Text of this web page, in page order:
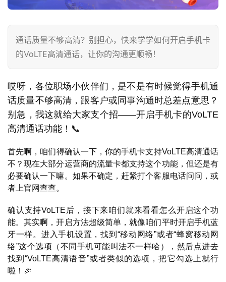
通话质量不够高清？别担心，快来学学如何开启手机卡
的VoLTE高清通话，让你的沟通更顺畅！
哎呀，各位职场小伙伴们，是不是有时候觉得手机通
话质量不够高清，跟客户或同事沟通时总差点意思？
别急，我这就给大家支个招——开启手机卡的VoLTE
高清通话功能！📞
首先啊，咱们得确认一下，你的手机卡支持VoLTE高清通话
不？现在大部分运营商的流量卡都支持这个功能，但还是有
必要确认一下嘛。如果不确定，赶紧打个客服电话问问，或
者上官网查查。
确认支持VoLTE后，接下来咱们就来看看怎么开启这个功
能。其实啊，开启方法超级简单，就像咱们平时开启手机蓝
牙一样。进入手机设置，找到“移动网络”或者“蜂窝移动网
络”这个选项（不同手机可能叫法不一样哈），然后点进去
找到“VoLTE高清语音”或者类似的选项，把它勾选上就行
啦！🎉